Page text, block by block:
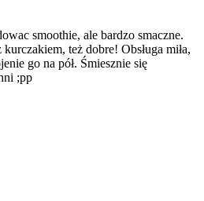
smoothie, ale bardzo smaczne.
też dobre! Obsługa miła,
go na pół. Śmiesznie się
;pp